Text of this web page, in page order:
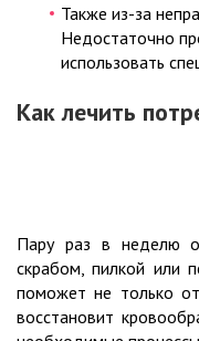
Также из-за
Недостаточно
использовать
Как лечить
Пару раз в неделю
скрабом, пилкой или
поможет не только
восстановит